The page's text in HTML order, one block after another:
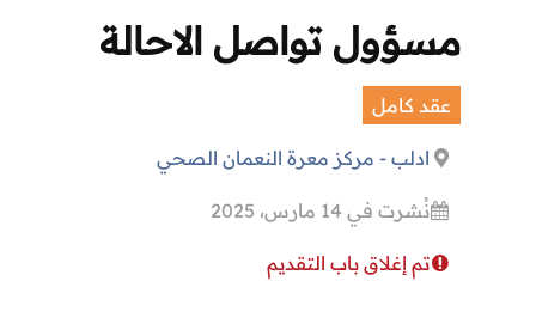
مسؤول تواصل الاحالة
عقد كامل
ادلب - مركز معرة النعمان الصحي
نُشرت في 14 مارس، 2025
تم إغلاق باب التقديم